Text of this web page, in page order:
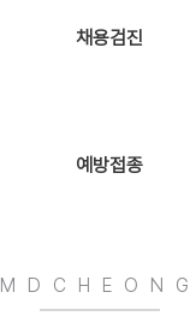
2607
노기탁
의학블로그
채용검진
예방접종
MDCHEONG